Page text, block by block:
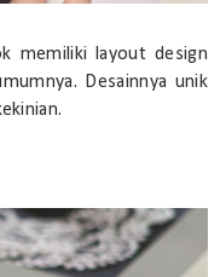
memiliki layout design
Desainnya unik